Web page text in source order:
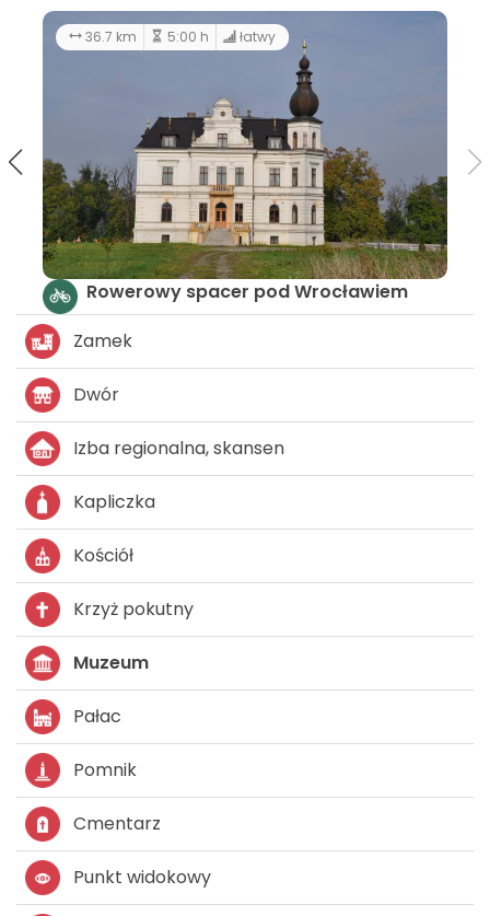
26.7 km 3:00 h średni
Śladami historii - muzea LGD Gromnik
Zamek
Dwór
Izba regionalna, skansen
Kapliczka
Kościół
Krzyż pokutny
Muzeum
Pałac
Pomnik
Cmentarz
Punkt widokowy